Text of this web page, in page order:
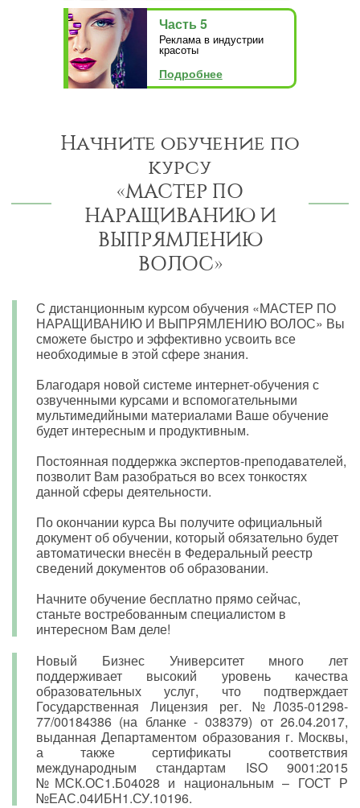
Часть 5
Реклама в индустрии
красоты
Подробнее
Начните обучение по
курсу
«МАСТЕР ПО
НАРАЩИВАНИЮ И
ВЫПРЯМЛЕНИЮ
ВОЛОС»
С дистанционным курсом обучения «МАСТЕР ПО
НАРАЩИВАНИЮ И ВЫПРЯМЛЕНИЮ ВОЛОС» Вы
сможете быстро и эффективно усвоить все
необходимые в этой сфере знания.
Благодаря новой системе интернет-обучения с
озвученными курсами и вспомогательными
мультимедийными материалами Ваше обучение
будет интересным и продуктивным.
Постоянная поддержка экспертов-преподавателей,
позволит Вам разобраться во всех тонкостях
данной сферы деятельности.
По окончании курса Вы получите официальный
документ об обучении, который обязательно будет
автоматически внесён в Федеральный реестр
сведений документов об образовании.
Начните обучение бесплатно прямо сейчас,
станьте востребованным специалистом в
интересном Вам деле!
Новый Бизнес Университет много лет
поддерживает высокий уровень качества
образовательных услуг, что подтверждает
Государственная Лицензия рег. №Л035-01298-
77/00184386 (на бланке - 038379) от 26.04.2017,
выданная Департаментом образования г. Москвы,
а также сертификаты соответствия
международным стандартам ISO 9001:2015
№МСК.ОС1.Б04028 и национальным – ГОСТ Р
№ЕАС.04ИБН1.СУ.10196.